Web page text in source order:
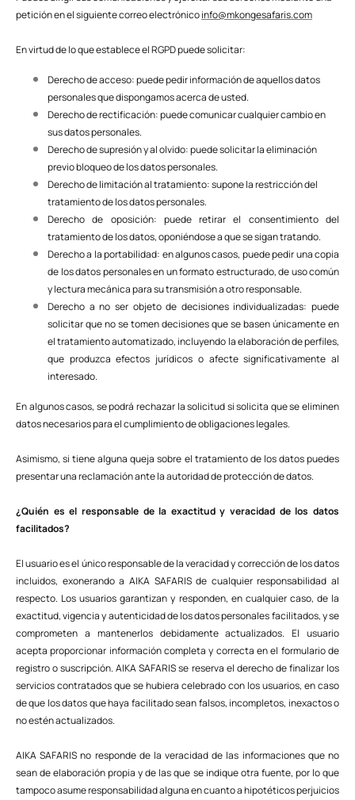
petición en el siguiente correo electrónicoinfo@mkongesafaris.com
En virtud de lo que establece el RGPD puede solicitar:
Derecho de acceso: puede pedir información de aquellos datos
personales que dispongamos acerca de usted.
Derecho de rectificación: puede comunicar cualquier cambio en
sus datos personales.
Derecho de supresión y al olvido: puede solicitar la eliminación
previo bloqueo de los datos personales.
Derecho de limitación al tratamiento: supone la restricción del
tratamiento de los datos personales.
Derecho de oposición: puede retirar el consentimiento del
tratamiento de los datos, oponiéndose a que se sigan tratando.
Derecho a la portabilidad: en algunos casos, puede pedir una copia
de los datos personales en un formato estructurado, de uso común
y lectura mecánica para su transmisión a otro responsable.
Derecho a no ser objeto de decisiones individualizadas: puede
solicitar que no se tomen decisiones que se basen únicamente en
el tratamiento automatizado, incluyendo la elaboración de perfiles,
que produzca efectos jurídicos o afecte significativamente al
interesado.
En algunos casos, se podrá rechazar la solicitud si solicita que se eliminen
datos necesarios para el cumplimiento de obligaciones legales.
Asimismo, si tiene alguna queja sobre el tratamiento de los datos puedes
presentar una reclamación ante la autoridad de protección de datos.
¿Quién es el responsable de la exactitud y veracidad de los datos
facilitados?
El usuario es el único responsable de la veracidad y corrección de los datos
incluidos, exonerando a AIKA SAFARIS de cualquier responsabilidad al
respecto. Los usuarios garantizan y responden, en cualquier caso, de la
exactitud, vigencia y autenticidad de los datos personales facilitados, y se
comprometen a mantenerlos debidamente actualizados. El usuario
acepta proporcionar información completa y correcta en el formulario de
registro o suscripción. AIKA SAFARIS se reserva el derecho de finalizar los
servicios contratados que se hubiera celebrado con los usuarios, en caso
de que los datos que haya facilitado sean falsos, incompletos, inexactos o
no estén actualizados.
AIKA SAFARIS no responde de la veracidad de las informaciones que no
sean de elaboración propia y de las que se indique otra fuente, por lo que
tampoco asume responsabilidad alguna en cuanto a hipotéticos perjuicios